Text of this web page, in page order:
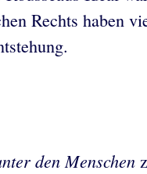
Rechts haben
den Menschen